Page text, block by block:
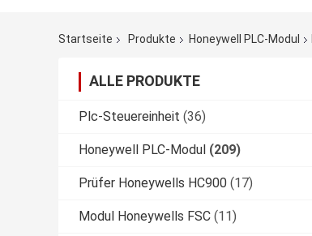
Startseite Produkte Honeywell PLC-Modul
ALLE PRODUKTE
Plc-Steuereinheit (36)
Honeywell PLC-Modul (209)
Prüfer Honeywells HC900 (17)
Modul Honeywells FSC (11)